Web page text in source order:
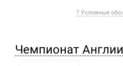
? Условные
Чемпионат Англии